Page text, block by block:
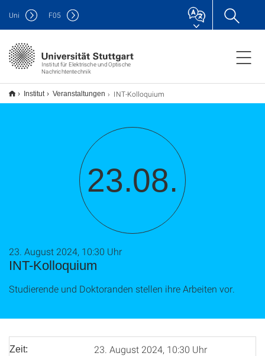
Institut für Elektrische und Optische
Nachrichtentechnik
Uni F05
Institut Veranstaltungen INT-Kolloquium
23.08.
INT-Kolloquium
23. August 2024, 10:30 Uhr
Studierende und Doktoranden stellen ihre Arbeiten vor.
Zeit: 23. August 2024, 10:30 Uhr